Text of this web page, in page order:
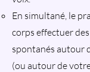
En simultané, le
corps effectuer
spontanés autour
(ou autour de